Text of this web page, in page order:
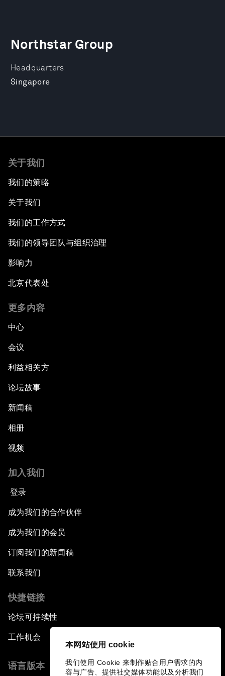
本网站使用 cookie
我们使用 Cookie 来制作贴合用户需求的内
容与广告、提供社交媒体功能以及分析我们
Headquarters
Singapore
Northstar Group
关于我们
我们的策略
关于我们
我们的工作方式
我们的领导团队与组织治理
影响力
北京代表处
更多内容
中心
会议
利益相关方
论坛故事
新闻稿
相册
视频
加入我们
登录
成为我们的合作伙伴
成为我们的会员
订阅我们的新闻稿
联系我们
快捷链接
论坛可持续性
工作机会
语言版本